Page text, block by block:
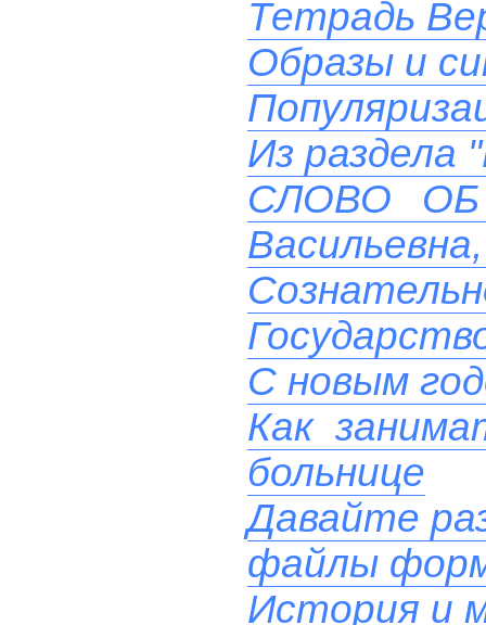
Тетрадь
Образы и
Из раздела
СЛОВО ОБ
С новым
Как
больнице
Давайте
файлы
История и